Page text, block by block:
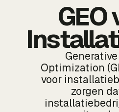
GEO
Optimization
voor
zorgen